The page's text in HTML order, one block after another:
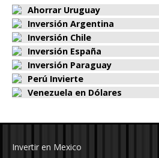
Ahorrar Uruguay
Inversión Argentina
Inversión Chile
Inversión España
Inversión Paraguay
Perú Invierte
Venezuela en Dólares
Invertir en Mexico